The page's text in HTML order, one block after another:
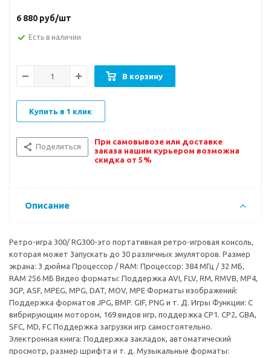
6 880 руб/шт
Есть в наличии
В корзину
Купить в 1 клик
Поделиться
При самовывозе или доставке
заказа нашим курьером возможна
скидка от 5%
Описание
Ретро-игра 300/ RG300-это портативная ретро-игровая консоль,
которая может Запускать до 30 различных эмуляторов. Размер
экрана: 3 дюйма Процессор / RAM: Процессор: 384 МГц / 32 МБ,
RAM 256 МБ Видео форматы: Поддержка AVI, FLV, RM, RMVB, MP4,
3GP, ASF, MPEG, MPG, DAT, MOV, MPE Форматы изображений:
Поддержка форматов JPG, BMP. GIF, PNG и т. Д. Игры Функции: С
вибрирующим мотором, 169 видов игр, поддержка CP1. CP2, GBA,
SFC, MD, FC Поддержка загрузки игр самостоятельно.
Электронная книга: Поддержка закладок, автоматический
просмотр, размер шрифта и т. д. Музыкальные форматы: